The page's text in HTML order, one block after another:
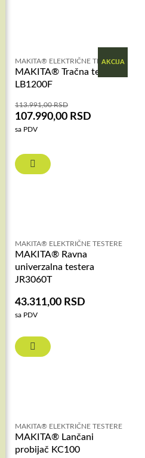
AKCIJA
MAKITA® ELEKTRIČNE TESTERE
MAKITA® Tračna testera
LB1200F
113.991,00RSD
107.990,00 RSD
sa PDV
MAKITA® ELEKTRIČNE TESTERE
MAKITA® Ravna
univerzalna testera
JR3060T
43.311,00 RSD
sa PDV
MAKITA® ELEKTRIČNE TESTERE
MAKITA® Lančani
probijač KC100